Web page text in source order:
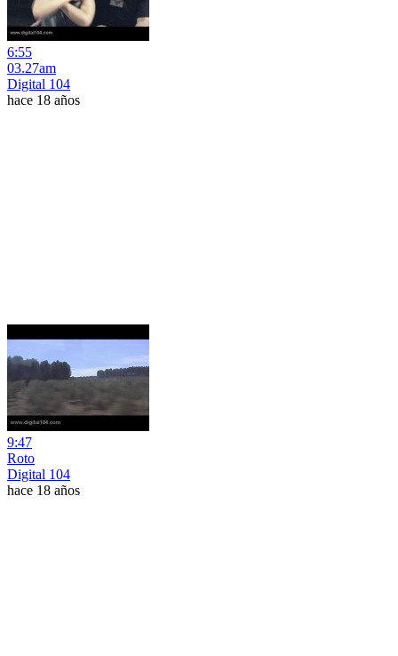
6:55
03.27am
Digital 104
hace 18 años
9:47
Roto
Digital 104
hace 18 años